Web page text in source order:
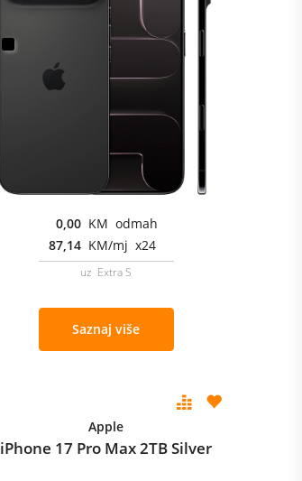
0,00 KM odmah
87,14 KM/mj x24
uz Extra S
Saznaj više
Apple
iPhone 17 Pro Max 2TB Silver